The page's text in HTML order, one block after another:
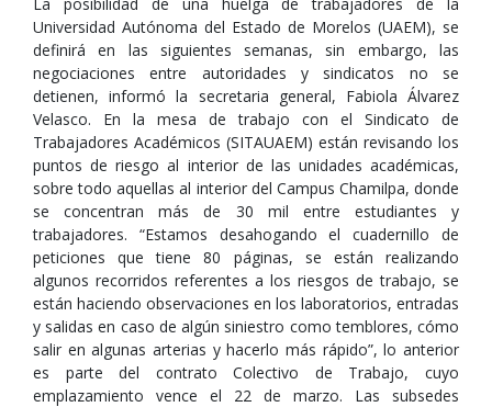
Universidad Autónoma del Estado de Morelos (UAEM), se
definirá en las siguientes semanas, sin embargo, las
negociaciones entre autoridades y sindicatos no se
detienen, informó la secretaria general, Fabiola Álvarez
Velasco. En la mesa de trabajo con el Sindicato de
Trabajadores Académicos (SITAUAEM) están revisando los
puntos de riesgo al interior de las unidades académicas,
sobre todo aquellas al interior del Campus Chamilpa, donde
se concentran más de 30 mil entre estudiantes y
trabajadores. “Estamos desahogando el cuadernillo de
peticiones que tiene 80 páginas, se están realizando
algunos recorridos referentes a los riesgos de trabajo, se
están haciendo observaciones en los laboratorios, entradas
y salidas en caso de algún siniestro como temblores, cómo
salir en algunas arterias y hacerlo más rápido”, lo anterior
es parte del contrato Colectivo de Trabajo, cuyo
emplazamiento vence el 22 de marzo. Las subsedes